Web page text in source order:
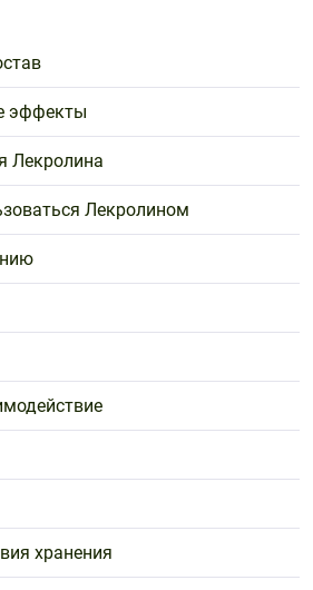
эффекты
Лекролина
Лекролином
хранения
Противоопухолевые
препараты
Растительные
препараты
Система
веществ
диабет
Фиточай/
чай